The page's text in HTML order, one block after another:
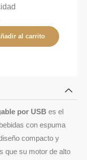
al carrito
por USB es el
con espuma
compacto y
que su motor de alto